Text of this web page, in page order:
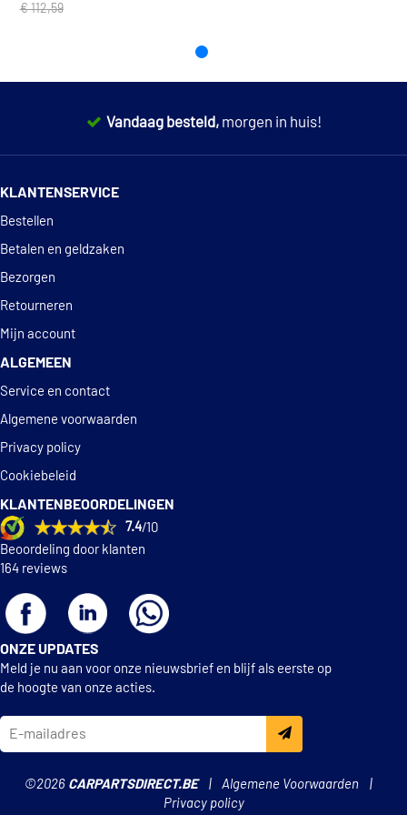
€ 112,59
Vandaag besteld, morgen in huis!
KLANTENSERVICE
Bestellen
Betalen en geldzaken
Bezorgen
Retourneren
Mijn account
ALGEMEEN
Service en contact
Algemene voorwaarden
Privacy policy
Cookiebeleid
KLANTENBEOORDELINGEN
7.4/10
Beoordeling door klanten
164 reviews
ONZE UPDATES
Meld je nu aan voor onze nieuwsbrief en blijf als eerste op
de hoogte van onze acties.
©2026 CARPARTSDIRECT.BE
Algemene Voorwaarden
Privacy policy